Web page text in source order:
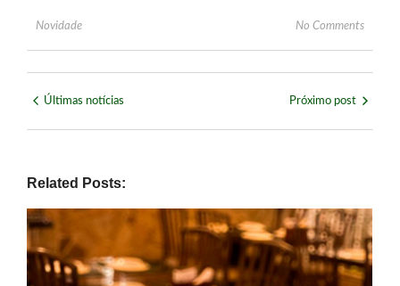
Novidade No Comments
Últimas notícias Próximo post
Related Posts: